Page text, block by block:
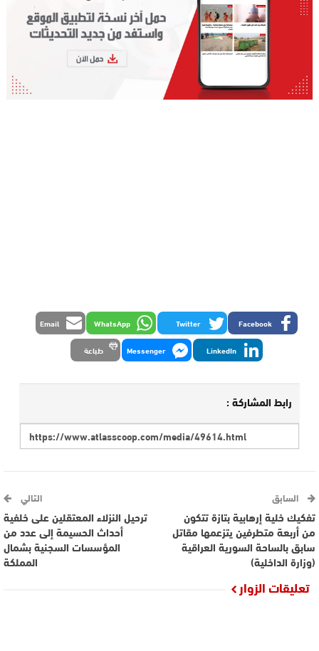
Facebook
Twitter
WhatsApp
Email
LinkedIn
Messenger طباعة
رابط المشاركة :
السابق
تفكيك خلية إرهابية بتازة تتكون
من أربعة متطرفين يتزعمها مقاتل
سابق بالساحة السورية العراقية
(وزارة الداخلية)
التالي
ترحيل النزلاء المعتقلين على خلفية
أحداث الحسيمة إلى عدد من
المؤسسات السجنية بشمال
المملكة
تعليقات الزوار